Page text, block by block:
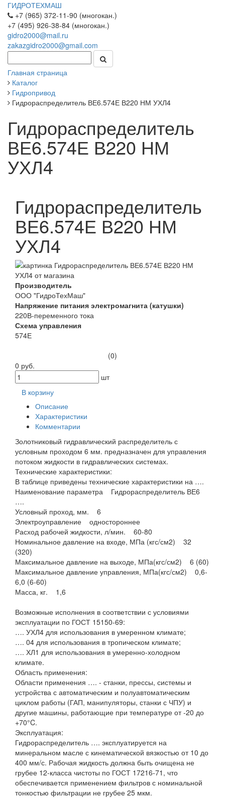
ГИДРОТЕХМАШ
+7 (965) 372-11-90 (многокан.)
+7 (495) 926-38-84 (многокан.)
gidro2000@mail.ru
zakazgidro2000@gmail.com
Главная страница
Каталог
Гидропривод
Гидрораспределитель ВЕ6.574Е В220 НМ УХЛ4
Гидрораспределитель
ВЕ6.574Е В220 НМ
УХЛ4
Гидрораспределитель
ВЕ6.574Е В220 НМ
УХЛ4
Производитель
ООО "ГидроТехМаш"
Напряжение питания электромагнита (катушки)
220В-переменного тока
Схема управления
574Е
(0)
0 руб.
шт
В корзину
Описание
Характеристики
Комментарии
Золотниковый гидравлический распределитель с
условным проходом 6 мм. предназначен для управления
потоком жидкости в гидравлических системах.
Технические характеристики:
В таблице приведены технические характеристики на ….
Наименование параметра Гидрораспределитель ВЕ6
….
Условный проход, мм. 6
Электроуправление одностороннее
Расход рабочей жидкости, л/мин. 60-80
Номинальное давление на входе, МПа (кгс/см2) 32
(320)
Максимальное давление на выходе, МПа(кгс/см2) 6 (60)
Максимальное давление управления, МПа(кгс/см2) 0,6-
6,0 (6-60)
Масса, кг. 1,6
Возможные исполнения в соответствии с условиями
эксплуатации по ГОСТ 15150-69:
…. УХЛ4 для использования в умеренном климате;
…. 04 для использования в тропическом климате;
…. ХЛ1 для использования в умеренно-холодном
климате.
Область применения:
Области применения …. - станки, прессы, системы и
устройства с автоматическим и полуавтоматическим
циклом работы (ГАП, манипуляторы, станки с ЧПУ) и
другие машины, работающие при температуре от -20 до
+70°C.
Эксплуатация:
Гидрораспределитель …. эксплуатируется на
минеральном масле с кинематической вязкостью от 10 до
400 мм/с. Рабочая жидкость должна быть очищена не
грубее 12-класса чистоты по ГОСТ 17216-71, что
обеспечивается применением фильтров с номинальной
тонкостью фильтрации не грубее 25 мкм.